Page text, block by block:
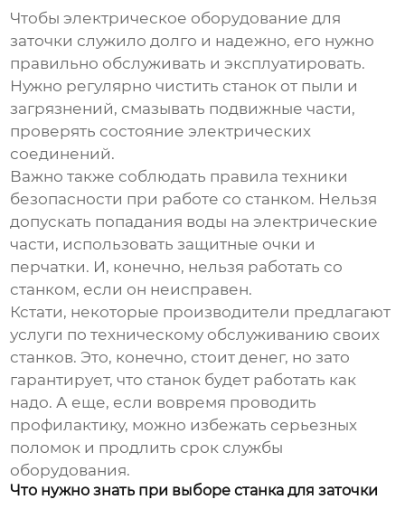
Чтобыэлектрическое оборудование для
заточки служило долго и надежно, его нужно
правильно обслуживать и эксплуатировать.
Нужно регулярно чистить станок от пыли и
загрязнений, смазывать подвижные части,
проверять состояние электрических
соединений.
Важно также соблюдать правила техники
безопасности при работе со станком. Нельзя
допускать попадания воды на электрические
части, использовать защитные очки и
перчатки. И, конечно, нельзя работать со
станком, если он неисправен.
Кстати, некоторые производители предлагают
услуги по техническому обслуживанию своих
станков. Это, конечно, стоит денег, но зато
гарантирует, что станок будет работать как
надо. А еще, если вовремя проводить
профилактику, можно избежать серьезных
поломок и продлить срок службы
оборудования.
Что нужно знать при выборе станка для заточки